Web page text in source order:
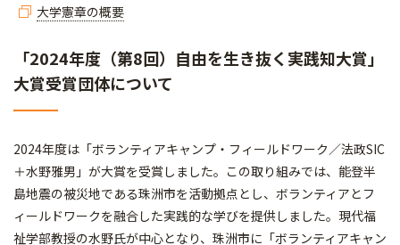
大学憲章の概要
「2024年度（第8回）自由を生き抜く実践知大賞」
大賞受賞団体について
2024年度は「ボランティアキャンプ・フィールドワーク／法政SIC
＋水野雅男」が大賞を受賞しました。この取り組みでは、能登半
島地震の被災地である珠洲市を活動拠点とし、ボランティアとフ
ィールドワークを融合した実践的な学びを提供しました。現代福
祉学部教授の水野氏が中心となり、珠洲市に「ボランティアキャン